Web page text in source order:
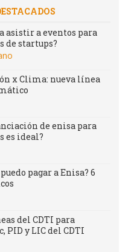
asistir a eventos para
de startups?
x Clima: nueva línea
de enisa para
es ideal?
pagar a Enisa? 6
del CDTI para
PID y LIC del CDTI